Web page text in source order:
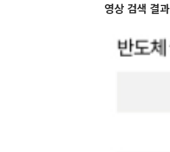
영상 검색 결과